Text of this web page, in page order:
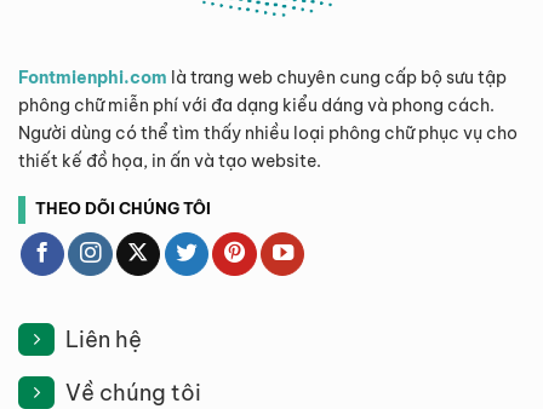
Fontmienphi.com là trang web chuyên cung cấp bộ sưu tập
phông chữ miễn phí với đa dạng kiểu dáng và phong cách.
Người dùng có thể tìm thấy nhiều loại phông chữ phục vụ cho
thiết kế đồ họa, in ấn và tạo website.
THEO DÕI CHÚNG TÔI
Liên hệ
Về chúng tôi